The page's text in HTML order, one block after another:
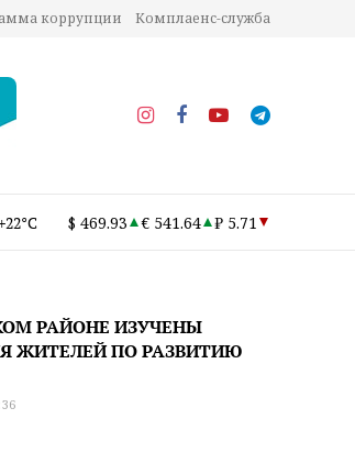
коррупции Комплаенс-служба
$ 469.93 € 541.64 ₽ 5.71
РАЙОНЕ ИЗУЧЕНЫ
ЖИТЕЛЕЙ ПО РАЗВИТИЮ